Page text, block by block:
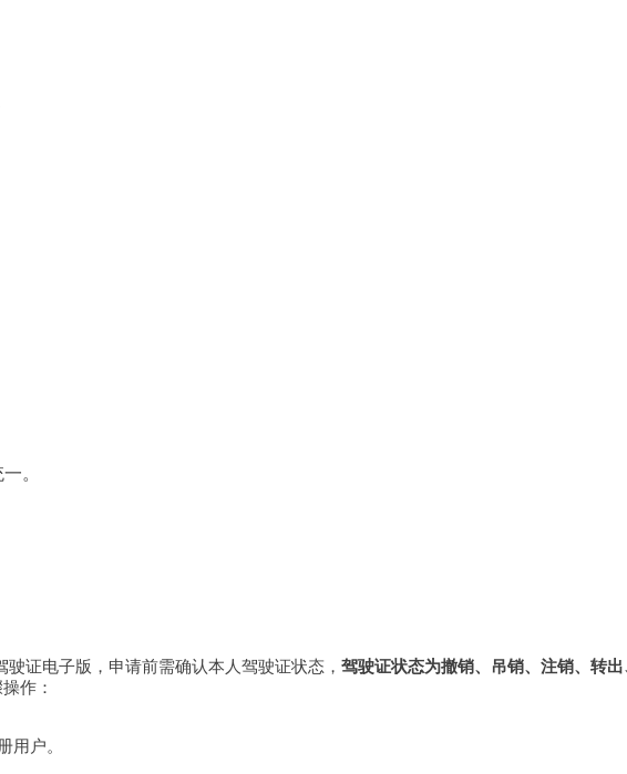
。
证电子版，申请前需确认本人驾驶证状态， 驾驶证状态为撤销、吊销、注销、转
作：
用户。